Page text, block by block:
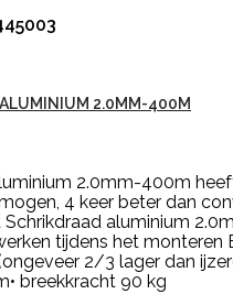
2.0MM-400M
2.0mm-400m
4 keer beter dan
Schrikdraad aluminium
tijdens het monteren
2/3 lager dan
breekkracht 90 kg